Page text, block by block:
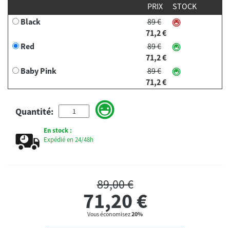
PRIX
STOCK
Black
89 €
71,2 €
Red
89 €
71,2 €
Baby Pink
89 €
71,2 €
Quantité:
En stock :
Expédié en 24/48h
89,00 €
71,20€
Vous économisez20%